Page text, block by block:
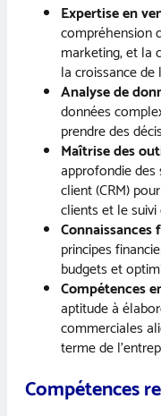
Expertise en
compréhension
marketing, et la
la croissance de
Analyse de
données
prendre des
Maîtrise des
approfondie
client (CRM)
clients et le
Connaissances
principes
budgets et
Compétences
aptitude à
commerciales
terme de
Compétences